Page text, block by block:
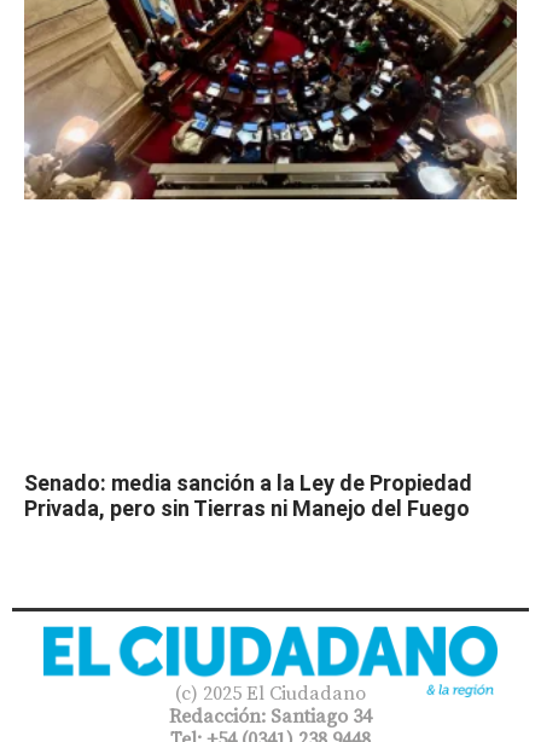
Senado: media sanción a la Ley de Propiedad
Privada, pero sin Tierras ni Manejo del Fuego
(c) 2025 El Ciudadano
Redacción: Santiago 34